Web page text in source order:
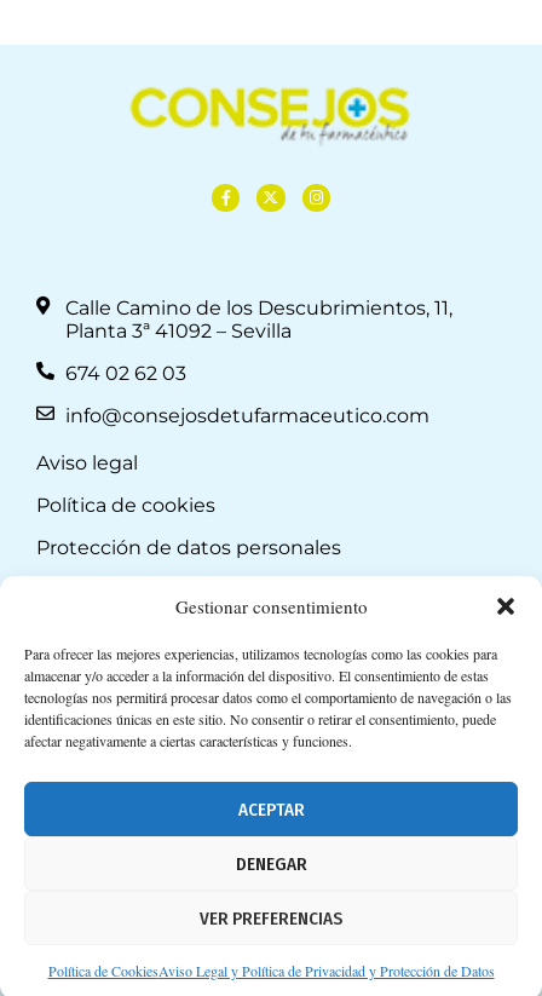
Gestionar consentimiento
Para ofrecer las mejores experiencias, utilizamos tecnologías como las cookies para
almacenar y/o acceder a la información del dispositivo. El consentimiento de estas
tecnologías nos permitirá procesar datos como el comportamiento de navegación o las
identificaciones únicas en este sitio. No consentir o retirar el consentimiento, puede
afectar negativamente a ciertas características y funciones.
ACEPTAR
DENEGAR
VER PREFERENCIAS
Política de CookiesAviso Legal y Política de Privacidad y Protección de Datos
Calle Camino de los Descubrimientos, 11,
Planta 3ª 41092 – Sevilla
674 02 62 03
info@consejosdetufarmaceutico.com
Aviso legal
Política de cookies
Protección de datos personales